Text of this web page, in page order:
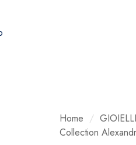
Home / GIOIELLI
Collection